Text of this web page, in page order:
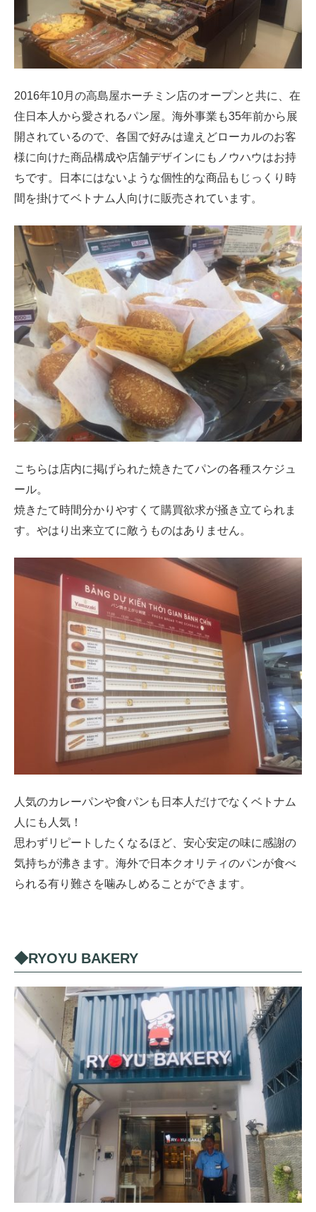
2016年10月の高島屋ホーチミン店のオープンと共に、在
住日本人から愛されるパン屋。海外事業も35年前から展
開されているので、各国で好みは違えどローカルのお客
様に向けた商品構成や店舗デザインにもノウハウはお持
ちです。日本にはないような個性的な商品もじっくり時
間を掛けてベトナム人向けに販売されています。
こちらは店内に掲げられた焼きたてパンの各種スケジュ
ール。
焼きたて時間分かりやすくて購買欲求が掻き立てられま
す。やはり出来立てに敵うものはありません。
人気のカレーパンや食パンも日本人だけでなくベトナム
人にも人気！
思わずリピートしたくなるほど、安心安定の味に感謝の
気持ちが沸きます。海外で日本クオリティのパンが食べ
られる有り難さを噛みしめることができます。
◆RYOYU BAKERY